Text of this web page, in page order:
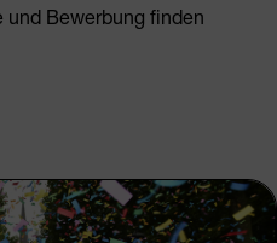
Bewerbung finden